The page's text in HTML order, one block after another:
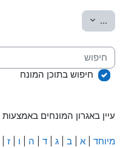
... יצוא מונחים
חיפוש
חיפוש בתוכן המונח
עיין באגרון המונחים
מיוחד א ב ג ד ה ו ז